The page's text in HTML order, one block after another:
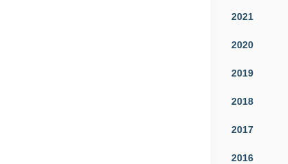
2021
2020
2019
2018
2017
2016